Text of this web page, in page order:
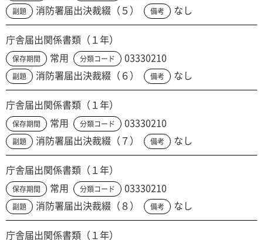
副題 消防署届出決裁綴（５） 備考 なし
庁舎届出関係書類（１年）
保存期間 常用 分類コード 03330210
副題 消防署届出決裁綴（６） 備考 なし
庁舎届出関係書類（１年）
保存期間 常用 分類コード 03330210
副題 消防署届出決裁綴（７） 備考 なし
庁舎届出関係書類（１年）
保存期間 常用 分類コード 03330210
副題 消防署届出決裁綴（８） 備考 なし
庁舎届出関係書類（１年）